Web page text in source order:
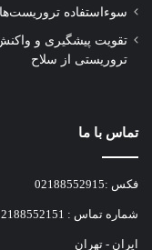
سوءاستفاده
تقویت پیشگیری و
تروریستی از سلاح
تماس با ما
فکس :02188552915
شماره تماس : 02188552151 - 02188552915 - 02188552536
ایران - تهران